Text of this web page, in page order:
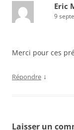
Eric
9
Merci pour ces
Répondre ↓
Laisser un